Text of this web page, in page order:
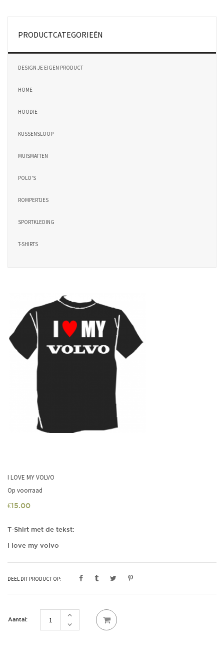
PRODUCTCATEGORIEËN
DESIGN JE EIGEN PRODUCT
HOME
HOODIE
KUSSENSLOOP
MUISMATTEN
POLO'S
ROMPERTJES
SPORTKLEDING
T-SHIRTS
I LOVE MY VOLVO
Op voorraad
€15.00
T-Shirt met de tekst:
I love my volvo
DEEL DIT PRODUCT OP:
love
my